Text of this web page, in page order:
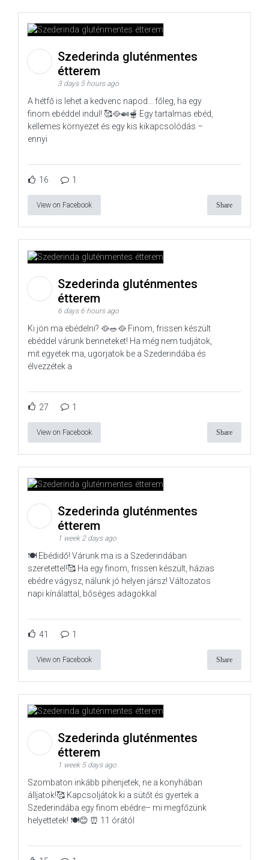
Szederinda gluténmentes
étterem
3 days 5 hours ago
A hétfő is lehet a kedvenc napod… főleg, ha egy
finom ebéddel indul! 🥰🥘🍛🫕 Egy tartalmas ebéd,
kellemes környezet és egy kis kikapcsolódás –
ennyi
16 1
View on Facebook Share
Szederinda gluténmentes
étterem
6 days 6 hours ago
Ki jön ma ebédelni? 🥘🥗🥘 Finom, frissen készült
ebéddel várunk benneteket! Ha még nem tudjátok,
mit egyetek ma, ugorjatok be a Szederindába és
élvezzétek a
27 1
View on Facebook Share
Szederinda gluténmentes
étterem
1 week 2 days ago
🍽️ Ebédidő! Várunk ma is a Szederindában
szeretettel!🥰 Ha egy finom, frissen készült, házias
ebédre vágysz, nálunk jó helyen jársz! Változatos
napi kínálattal, bőséges adagokkal
41 1
View on Facebook Share
Szederinda gluténmentes
étterem
1 week 5 days ago
Szombaton inkább pihenjetek, ne a konyhában
álljatok!🥰 Kapcsoljátok ki a sütőt és gyertek a
Szederindába egy finom ebédre– mi megfőzünk
helyettetek! 🍽️😊 ⏰ 11 órától